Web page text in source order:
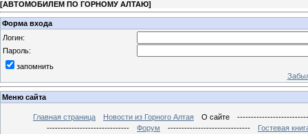
[АВТОМОБИЛЕМ ПО ГОРНОМУ АЛТАЮ]
Форма входа
Логин:
Пароль:
запомнить
Меню сайта
Главная страница Новости из Горного Алтая О сайте
------------------------------
Форум ------------------------------
Гостевая